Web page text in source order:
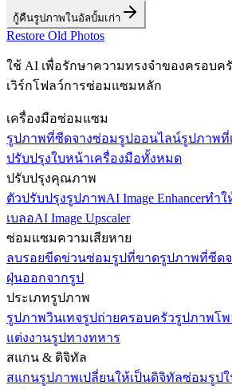
กู้คืนรูปภาพในอัลบั้มเก่า
Restore Old Photos
ใช้ AI เพื่อรักษาความทรงจำของครอบค
เวิร์กโฟลว์การซ่อมแซมหลัก
เครื่องมือซ่อมแซม
รูปภาพที่ซีดจางซ่อมรูปออนไลน์รูปภาพที่
ปรับปรุงใบหน้าเครื่องมือทั้งหมด
ปรับปรุงคุณภาพ
ตัวปรับปรุงรูปภาพAI Image Enhancerทำใ
เบลอAI Image Upscaler
ซ่อมแซมความเสียหาย
ลบรอยขีดข่วนซ่อมรูปที่ขาดรูปภาพที่ซีดจ
ฝุ่นออกจากรูป
ประเภทรูปภาพ
รูปภาพวินเทจรูปถ่ายครอบครัวรูปภาพโ
แต่งงานรูปทางทหาร
สแกน & ดิจิทัล
สแกนรูปภาพเปลี่ยนให้เป็นดิจิทัลซ่อมรูป